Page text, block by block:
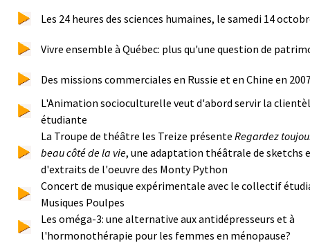
Les 24 heures des sciences humaines, le samedi 14
Vivre ensemble à Québec: plus qu'une question de
Des missions commerciales en Russie et en Chine en
L'Animation socioculturelle veut d'abord servir la
étudiante
La Troupe de théâtre les Treize présente Regardez
beau côté de la vie, une adaptation théâtrale de sketchs
d'extraits de l'oeuvre des Monty Python
Concert de musique expérimentale avec le collectif
Musiques Poulpes
Les oméga-3: une alternative aux antidépresseurs et à
l'hormonothérapie pour les femmes en ménopause?